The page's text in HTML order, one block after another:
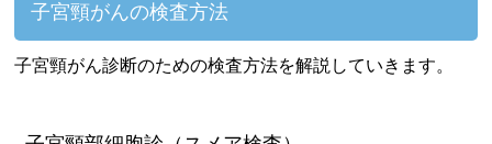
子宮頸がんの検査方法
子宮頸がん診断のための検査方法を解説していきます。